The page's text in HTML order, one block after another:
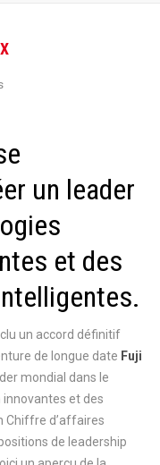
un leader
et des
un accord définitif
de longue date Fuji
mondial dans le
innovantes et des
Chiffre d’affaires
de leadership